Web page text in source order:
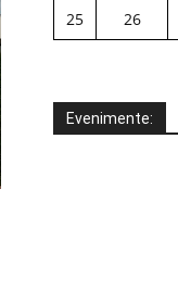
25
26
Evenimente: